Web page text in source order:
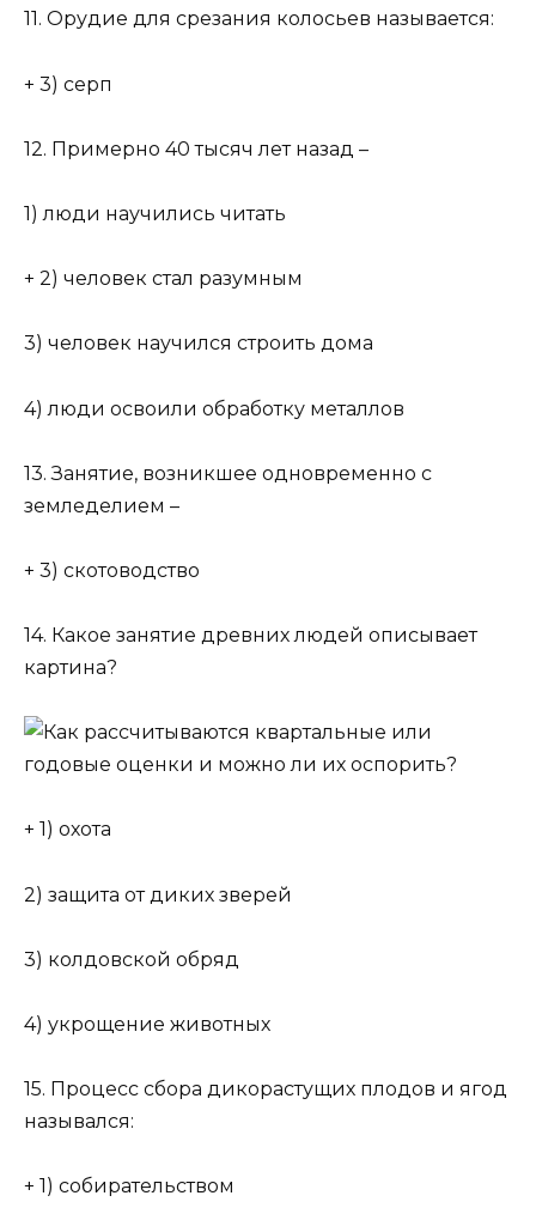
11. Орудие для срезания колосьев называется:
+ 3) серп
12. Примерно 40 тысяч лет назад –
1) люди научились читать
+ 2) человек стал разумным
3) человек научился строить дома
4) люди освоили обработку металлов
13. Занятие, возникшее одновременно с
земледелием –
+ 3) скотоводство
14. Какое занятие древних людей описывает
картина?
+ 1) охота
2) защита от диких зверей
3) колдовской обряд
4) укрощение животных
15. Процесс сбора дикорастущих плодов и ягод
назывался:
+ 1) собирательством